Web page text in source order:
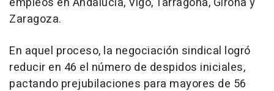
Zaragoza.
En aquel proceso, la negociación sindical logró
reducir en 46 el número de despidos iniciales,
pactando prejubilaciones para mayores de 56